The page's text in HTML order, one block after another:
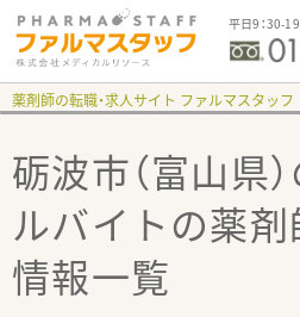
平日9：30-
薬剤師の転職・求人サイト ファルマスタッフ
砺波市（富山県
ルバイトの薬剤
情報一覧